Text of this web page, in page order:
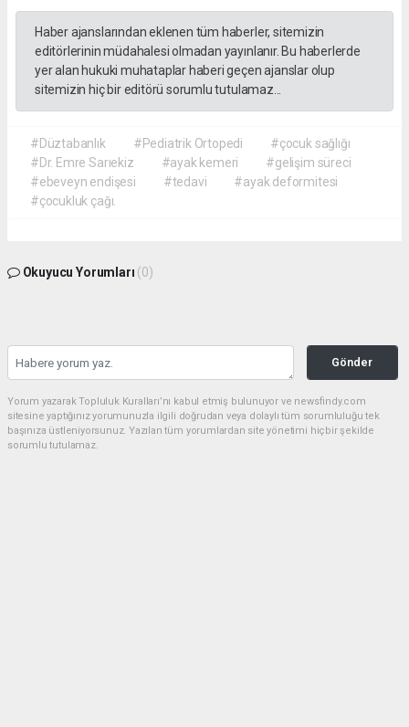
Haber ajanslarından eklenen tüm haberler, sitemizin
editörlerinin müdahalesi olmadan yayınlanır. Bu haberlerde
yer alan hukuki muhataplar haberi geçen ajanslar olup
sitemizin hiç bir editörü sorumlu tutulamaz...
#Düztabanlık #Pediatrik Ortopedi
#çocuk sağlığı
#Dr. Emre Sarıekiz
#ayak kemeri
#gelişim süreci
#ebeveyn endişesi
#tedavi
#ayak deformitesi
#çocukluk çağı.
Okuyucu Yorumları (0)
Gönder
Yorum yazarak Topluluk Kuralları’nı kabul etmiş bulunuyor ve newsfindy.com
sitesine yaptığınız yorumunuzla ilgili doğrudan veya dolaylı tüm sorumluluğu tek
başınıza üstleniyorsunuz. Yazılan tüm yorumlardan site yönetimi hiçbir şekilde
sorumlu tutulamaz.